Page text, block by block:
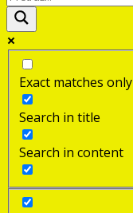
Exact matches only
Search in title
Search in content